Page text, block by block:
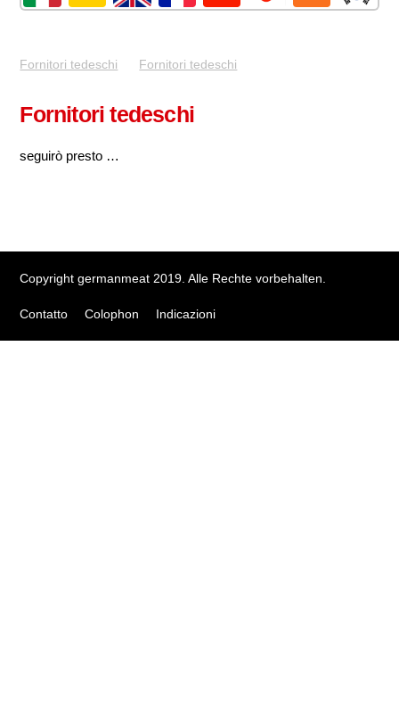
Fornitori tedeschi Fornitori tedeschi
Fornitori tedeschi
seguirò presto …
Copyright germanmeat 2019. Alle Rechte vorbehalten.
Contatto Colophon Indicazioni